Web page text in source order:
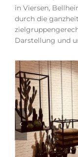
in Viersen,
durch die
Darstellung und